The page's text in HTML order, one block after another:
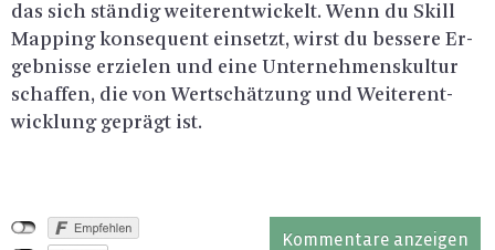
das sich stän­dig wei­ter­ent­wi­ckelt. Wenn du Skill
Map­ping kon­se­quent ein­setzt, wirst du bes­se­re Er­
geb­nis­se er­zie­len und eine Un­ter­neh­mens­kul­tur
schaf­fen, die von Wert­schät­zung und Wei­ter­ent­
wick­lung ge­prägt ist.
Kommentare anzeigen